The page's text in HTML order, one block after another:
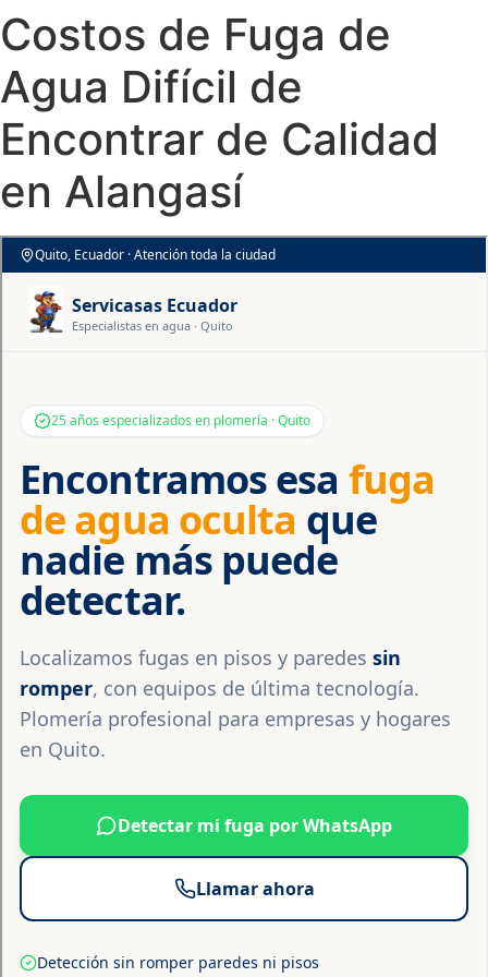
Costos de Fuga de
Agua Difícil de
Encontrar de Calidad
en Alangasí